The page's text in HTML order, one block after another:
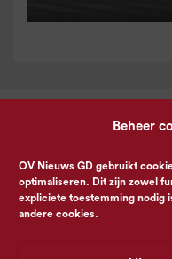
Beheer
OV Nieuws GD gebruikt
optimaliseren. Dit zijn zowel
expliciete toestemming nodig
andere cookies.